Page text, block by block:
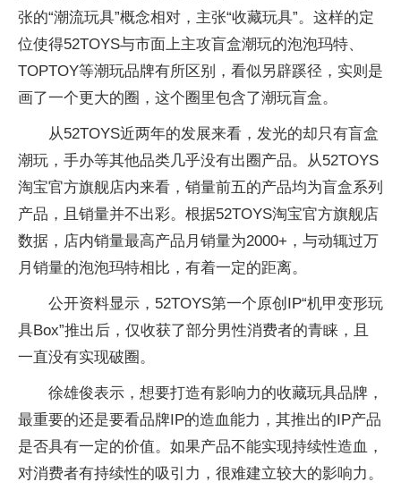
张的“潮流玩具”概念相对，主张“收藏玩具”。这样的定
位使得52TOYS与市面上主攻盲盒潮玩的泡泡玛特、
TOPTOY等潮玩品牌有所区别，看似另辟蹊径，实则是
画了一个更大的圈，这个圈里包含了潮玩盲盒。
从52TOYS近两年的发展来看，发光的却只有盲盒
潮玩，手办等其他品类几乎没有出圈产品。从52TOYS
淘宝官方旗舰店内来看，销量前五的产品均为盲盒系列
产品，且销量并不出彩。根据52TOYS淘宝官方旗舰店
数据，店内销量最高产品月销量为2000+，与动辄过万
月销量的泡泡玛特相比，有着一定的距离。
公开资料显示，52TOYS第一个原创IP“机甲变形玩
具Box”推出后，仅收获了部分男性消费者的青睐，且
一直没有实现破圈。
徐雄俊表示，想要打造有影响力的收藏玩具品牌，
最重要的还是要看品牌IP的造血能力，其推出的IP产品
是否具有一定的价值。如果产品不能实现持续性造血，
对消费者有持续性的吸引力，很难建立较大的影响力。